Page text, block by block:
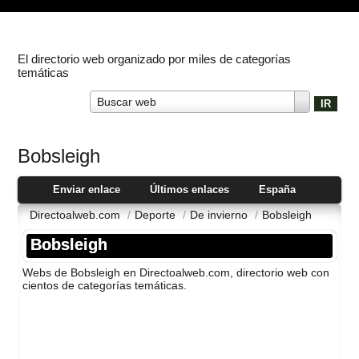
El directorio web organizado por miles de categorías
temáticas
Buscar web
Bobsleigh
Enviar enlace Últimos enlaces España
Directoalweb.com / Deporte / De invierno / Bobsleigh
Bobsleigh
Webs de Bobsleigh en Directoalweb.com, directorio web con
cientos de categorí­as temáticas.